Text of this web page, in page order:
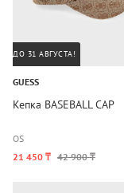
ДО 31 АВГУСТА!
GUESS
Кепка BASEBALL CAP
OS
21 450 ₸ 42 900 ₸